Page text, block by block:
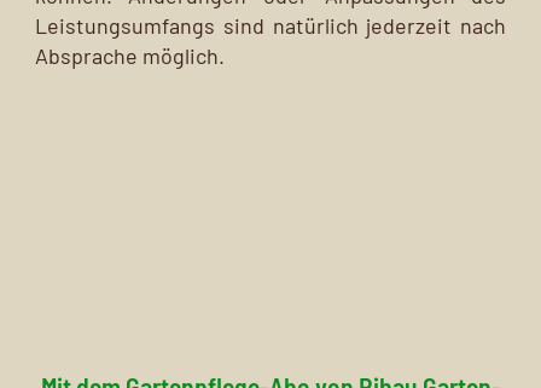
Leistungsumfangs sind natürlich jederzeit nach
Absprache möglich.